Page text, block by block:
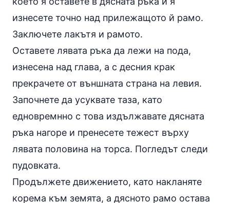
изнесете точно над прилежащото й рамо.
Заключете лакътя и рамото.
Оставете лявата ръка да лежи на пода,
изнесена над глава, а с десния крак
прекрачете от външната страна на левия.
Започнете да усуквате таза, като
едновремнно с това издължавате дясната
ръка нагоре и пренесете тежест върху
лявата половина на торса. Погледът следи
пудовката.
Продължете движението, като накланяте
корема към земята, а дясното рамо остава